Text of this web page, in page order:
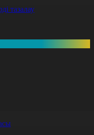
тазалау